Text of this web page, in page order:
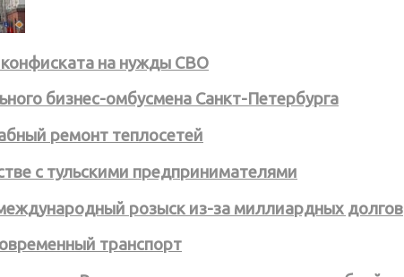
на нужды СВО
бизнес-омбусмена Санкт-Петербурга
ремонт теплосетей
с тульскими предпринимателями
розыск из-за миллиардных долгов
транспорт